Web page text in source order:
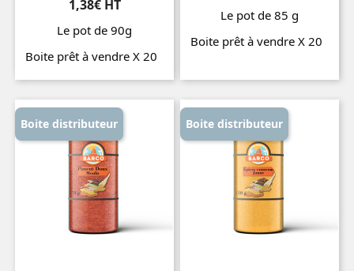
1,38€ HT
Le pot de 90g
Boite prêt à vendre X 20
Prix
Le pot de 85 g
Boite prêt à vendre X 20
Boite distributeur Boite distributeur